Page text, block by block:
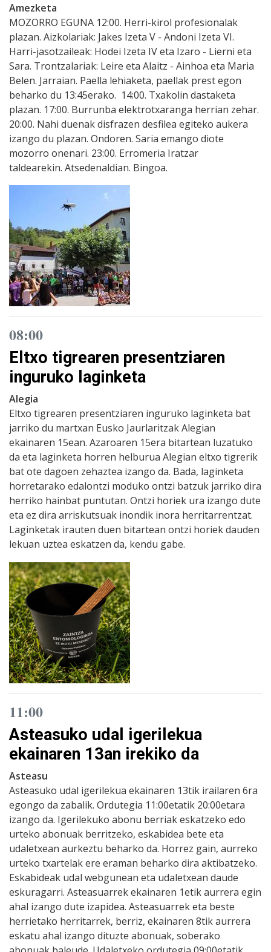
Amezketa
MOZORRO EGUNA 12:00. Herri-kirol profesionalak
plazan. Aizkolariak: Jakes Izeta V - Andoni Izeta VI.
Harri-jasotzaileak: Hodei Izeta IV eta Izaro - Lierni eta
Sara. Trontzalariak: Leire eta Alaitz - Ainhoa eta Maria
Belen. Jarraian. Paella lehiaketa, paellak prest egon
beharko du 13:45erako. 14:00. Txakolin dastaketa
plazan. 17:00. Burrunba elektrotxaranga herrian zehar.
20:00. Nahi duenak disfrazen desfilea egiteko aukera
izango du plazan. Ondoren. Saria emango diote
mozorro onenari. 23:00. Erromeria Iratzar
taldearekin. Atsedenaldian. Bingoa.
08:00
Eltxo tigrearen presentziaren
inguruko laginketa
Alegia
Eltxo tigrearen presentziaren inguruko laginketa bat
jarriko du martxan Eusko Jaurlaritzak Alegian
ekainaren 15ean. Azaroaren 15era bitartean luzatuko
da eta laginketa horren helburua Alegian eltxo tigrerik
bat ote dagoen zehaztea izango da. Bada, laginketa
horretarako edalontzi moduko ontzi batzuk jarriko dira
herriko hainbat puntutan. Ontzi horiek ura izango dute
eta ez dira arriskutsuak inondik inora herritarrentzat.
Laginketak irauten duen bitartean ontzi horiek dauden
lekuan uztea eskatzen da, kendu gabe.
11:00
Asteasuko udal igerilekua
ekainaren 13an irekiko da
Asteasu
Asteasuko udal igerilekua ekainaren 13tik irailaren 6ra
egongo da zabalik. Ordutegia 11:00etatik 20:00etara
izango da. Igerilekuko abonu berriak eskatzeko edo
urteko abonuak berritzeko, eskabidea bete eta
udaletxean aurkeztu beharko da. Horrez gain, aurreko
urteko txartelak ere eraman beharko dira aktibatzeko.
Eskabideak udal webgunean eta udaletxean daude
eskuragarri. Asteasuarrek ekainaren 1etik aurrera egin
ahal izango dute izapidea. Asteasuarrek eta beste
herrietako herritarrek, berriz, ekainaren 8tik aurrera
eskatu ahal izango dituzte abonuak, soberako